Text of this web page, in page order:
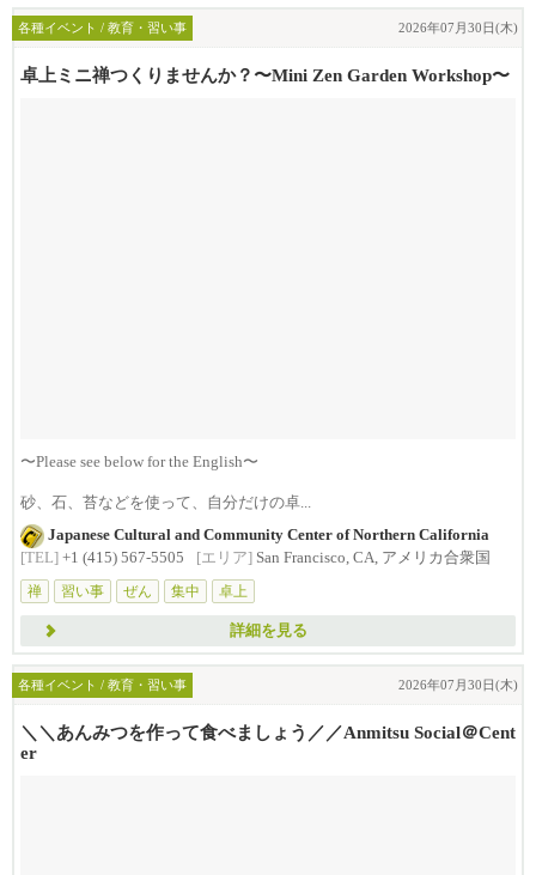
各種イベント / 教育・習い事 2026年07月30日(木)
卓上ミニ禅つくりませんか？〜Mini Zen Garden Workshop〜
〜Please see below for the English〜
砂、石、苔などを使って、自分だけの卓...
Japanese Cultural and Community Center of Northern California
[TEL] +1 (415) 567-5505 [エリア] San Francisco, CA, アメリカ合衆国
禅
習い事 ぜん 集中 卓上
詳細を見る
各種イベント / 教育・習い事 2026年07月30日(木)
＼＼あんみつを作って食べましょう／／Anmitsu Social＠Cent
er